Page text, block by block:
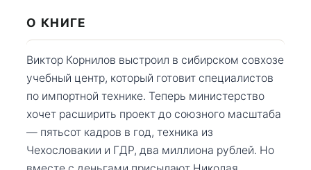
О КНИГЕ
Виктор Корнилов выстроил в сибирском совхозе
учебный центр, который готовит специалистов
по импортной технике. Теперь министерство
хочет расширить проект до союзного масштаба
— пятьсот кадров в год, техника из
Чехословакии и ГДР, два миллиона рублей. Но